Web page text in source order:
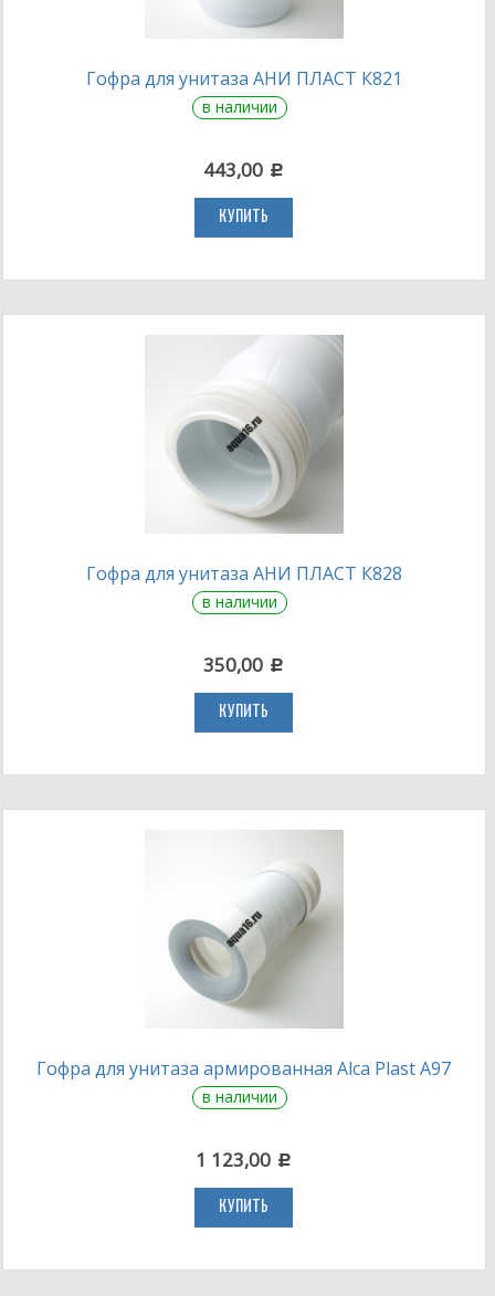
Гофра для унитаза АНИ ПЛАСТ К821
в наличии
443,00 c
КУПИТЬ
Гофра для унитаза АНИ ПЛАСТ К828
в наличии
350,00 c
КУПИТЬ
Гофра для унитаза армированная Alca Plast A97
в наличии
1 123,00 c
КУПИТЬ